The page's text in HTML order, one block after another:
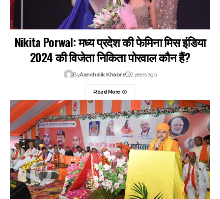
Nikita Porwal: मध्य प्रदेश की फेमिना मिस इंडिया
2024 की विजेता निकिता पोरवाल कौन हैं?
ByAanchalik Khabre 2 years ago
Read More